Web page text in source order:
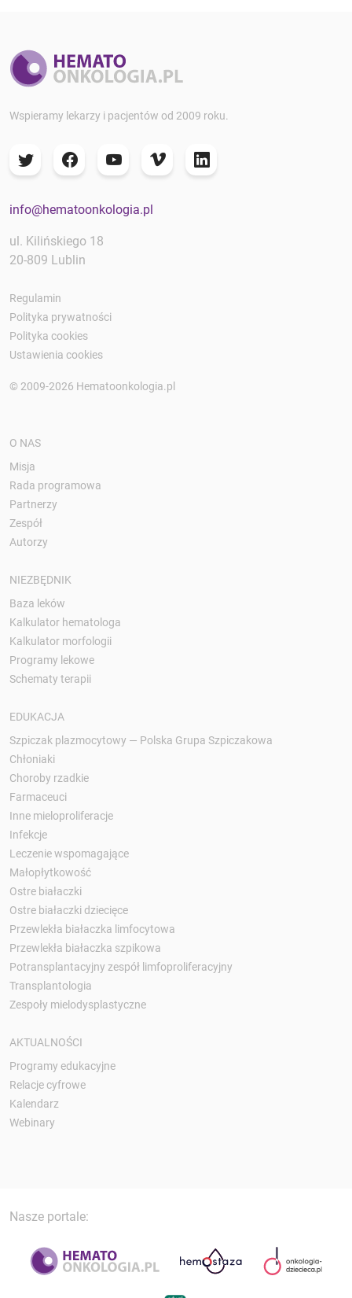
Wspieramy lekarzy i pacjentów od 2009 roku.
info@hematoonkologia.pl
ul. Kilińskiego 18
20-809 Lublin
Regulamin
Polityka prywatności
Polityka cookies
Ustawienia cookies
© 2009-2026 Hematoonkologia.pl
O NAS
Misja
Rada programowa
Partnerzy
Zespół
Autorzy
NIEZBĘDNIK
Baza leków
Kalkulator hematologa
Kalkulator morfologii
Programy lekowe
Schematy terapii
EDUKACJA
Szpiczak plazmocytowy — Polska Grupa Szpiczakowa
Chłoniaki
Choroby rzadkie
Farmaceuci
Inne mieloproliferacje
Infekcje
Leczenie wspomagające
Małopłytkowość
Ostre białaczki
Ostre białaczki dziecięce
Przewlekła białaczka limfocytowa
Przewlekła białaczka szpikowa
Potransplantacyjny zespół limfoproliferacyjny
Transplantologia
Zespoły mielodysplastyczne
AKTUALNOŚCI
Programy edukacyjne
Relacje cyfrowe
Kalendarz
Webinary
Nasze portale: